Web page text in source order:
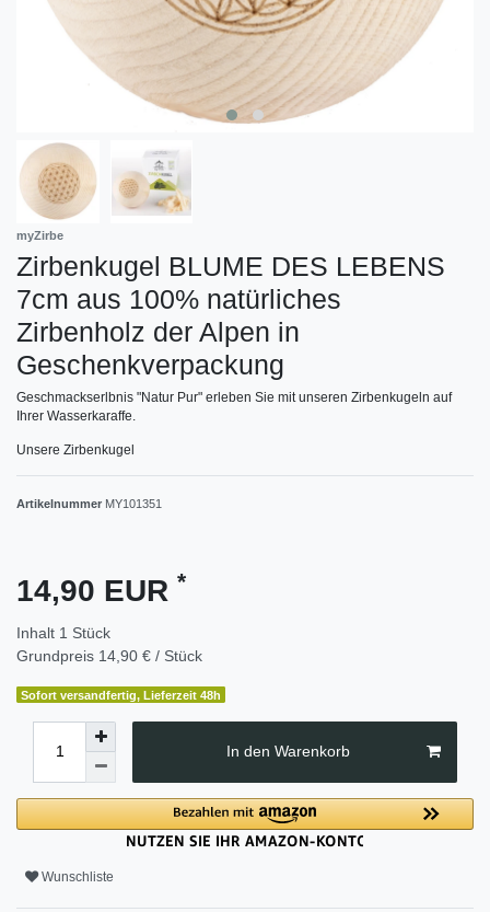
myZirbe
Zirbenkugel BLUME DES LEBENS
7cm aus 100% natürliches
Zirbenholz der Alpen in
Geschenkverpackung
Geschmackserlbnis "Natur Pur" erleben Sie mit unseren Zirbenkugeln auf
Ihrer Wasserkaraffe.
Unsere Zirbenkugel
Artikelnummer MY101351
14,90 EUR *
Inhalt 1 Stück
Grundpreis 14,90 € / Stück
Sofort versandfertig, Lieferzeit 48h
In den Warenkorb
Wunschliste